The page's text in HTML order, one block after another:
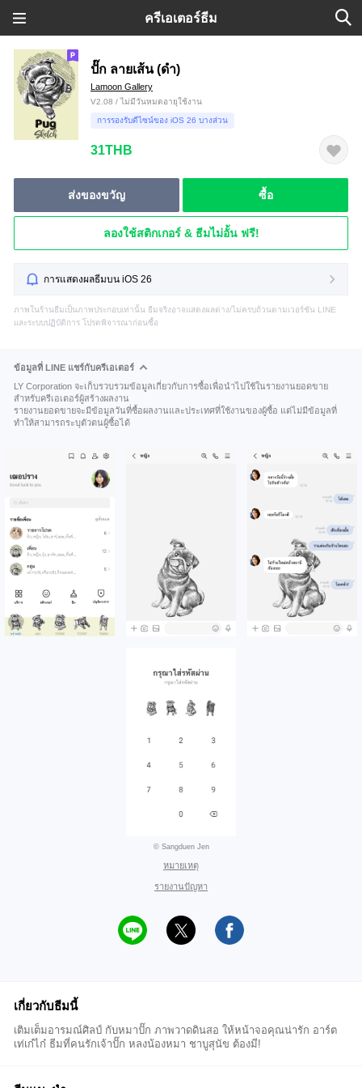
ครีเอเตอร์ธีม
ปั๊ก ลายเส้น (ดำ)
Lamoon Gallery
V2.08 / ไม่มีวันหมดอายุใช้งาน
การรองรับดีไซน์ของ iOS 26 บางส่วน
31THB
ส่งของขวัญ ซื้อ
ลองใช้สติกเกอร์ & ธีมไม่อั้น ฟรี!
การแสดงผลธีมบน iOS 26
ภาพในร้านธีมเป็นภาพประกอบเท่านั้น ธีมจริงอาจแสดงผลต่าง/ไม่ครบถ้วนตามเวอร์ชัน LINE
และระบบปฏิบัติการ โปรดพิจารณาก่อนซื้อ
ข้อมูลที่ LINE แชร์กับครีเอเตอร์
LY Corporation จะเก็บรวบรวมข้อมูลเกี่ยวกับการซื้อเพื่อนำไปใช้ในรายงานยอดขาย
สำหรับครีเอเตอร์ผู้สร้างผลงาน
รายงานยอดขายจะมีข้อมูลวันที่ซื้อผลงานและประเทศที่ใช้งานของผู้ซื้อ แต่ไม่มีข้อมูลที่
ทำให้สามารถระบุตัวตนผู้ซื้อได้
© Sangduen Jen
หมายเหตุ
รายงานปัญหา
เกี่ยวกับธีมนี้
เติมเต็มอารมณ์ศิลป์ กับหมาปั๊ก ภาพวาดดินสอ ให้หน้าจอคุณน่ารัก อาร์ต
เท่เก๋ไก๋ ธีมที่คนรักเจ้าปั๊ก หลงน้องหมา ชาบูสุนัข ต้องมี!